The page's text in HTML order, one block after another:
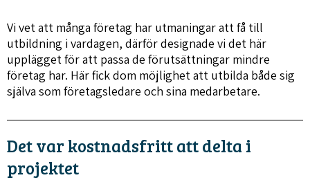
Vi vet att många företag har utmaningar att få till
utbildning i vardagen, därför designade vi det här
upplägget för att passa de förutsättningar mindre
företag har. Här fick dom möjlighet att utbilda både sig
själva som företagsledare och sina medarbetare.
Det var kostnadsfritt att delta i
projektet